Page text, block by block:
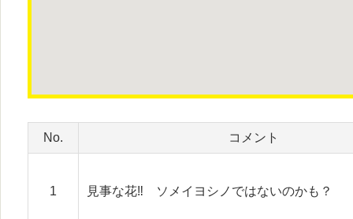
No. コメント
1 見事な花‼ ソメイヨシノではないのかも？